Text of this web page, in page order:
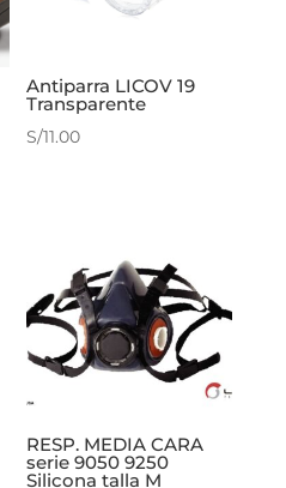
Antiparra LICOV 19
Transparente
S/11.00
RESP. MEDIA CARA
serie 9050 9250
Silicona talla M